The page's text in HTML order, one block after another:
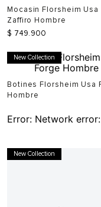
Mocasin Florsheim Usa
Zaffiro Hombre
$ 749.900
New Collection
Botines Florsheim Usa
Hombre
Error: Network
New Collection